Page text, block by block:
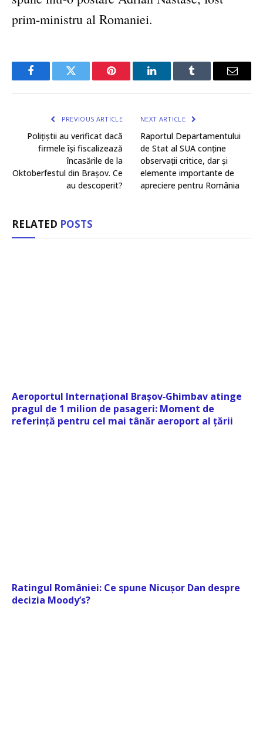
prim-ministru al Romaniei.
FacebookTwitter Pinterest LinkedInTumblr Email
PREVIOUS ARTICLE
Polițiștii au verificat dacă
firmele își fiscalizează
încasările de la
Oktoberfestul din Brașov. Ce
au descoperit?
NEXT ARTICLE
Raportul Departamentului
de Stat al SUA conține
observații critice, dar și
elemente importante de
apreciere pentru România
RELATED POSTS
Aeroportul Internațional Brașov‑Ghimbav atinge
pragul de 1 milion de pasageri: Moment de
referință pentru cel mai tânăr aeroport al țării
Ratingul României: Ce spune Nicușor Dan despre
decizia Moody’s?